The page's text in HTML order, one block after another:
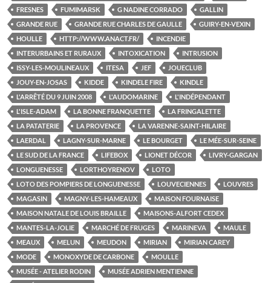
FRESNES
FUMIMARSK G NADINE CORRADO
GALLIN
GRANDE RUE
GRANDE RUE CHARLES DE GAULLE
GUIRY-EN-VEXIN
HOULLE
HTTP://WWW.ANACT.FR/
INCENDIE
INTERURBAINS ET RURAUX
INTOXICATION
INTRUSION
ISSY-LES-MOULINEAUX
ITESA JEF
JOUECLUB
JOUY-EN-JOSAS
KIDDE KINDELE FIRE
KINDLE
L'ARRÊTÉ DU 9 JUIN 2008
L'AUDOMARINE
L'INDÉPENDANT
L'ISLE-ADAM
LA BONNE FRANQUETTE
LA FRINGALETTE
LA PATATERIE
LA PROVENCE
LA VARENNE-SAINT-HILAIRE
LAERDAL
LAGNY-SUR-MARNE LE BOURGET
LE MÉE-SUR-SEINE
LE SUD DE LA FRANCE
LIFEBOX LIONET DÉCOR
LIVRY-GARGAN
LONGUENESSE
LORTHOYRENOV
LOTO
LOTO DES POMPIERS DE LONGUENESSE
LOUVECIENNES
LOUVRES
MAGASIN
MAGNY-LES-HAMEAUX
MAISON FOURNAISE
MAISON NATALE DE LOUIS BRAILLE
MAISONS-ALFORT CEDEX
MANTES-LA-JOLIE
MARCHÉ DE FRUGES MARINEVA
MAULE
MEAUX
MELUN MEUDON MIRIAN
MIRIAN CAREY
MODE
MONOXYDE DE CARBONE
MOULLE
MUSÉE - ATELIER RODIN
MUSÉE ADRIEN MENTIENNE